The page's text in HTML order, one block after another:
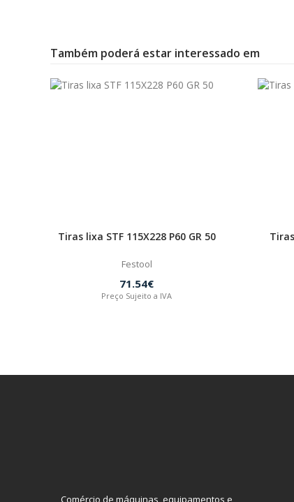
Também poderá estar interessado em
Tiras lixa STF 115X228 P60 GR 50
Festool
71.54€
Preço Sujeito a IVA
Comércio de máquinas, equipamentos e